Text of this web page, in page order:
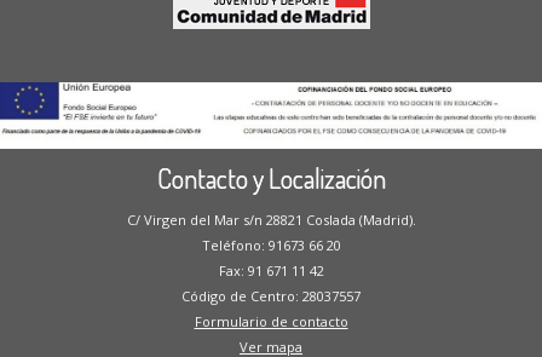
Contacto y Localización
C/ Virgen del Mar s/n 28821 Coslada (Madrid).
Teléfono: 91673 66 20
Fax: 91 671 11 42
Código de Centro: 28037557
Formulario de contacto
Ver mapa